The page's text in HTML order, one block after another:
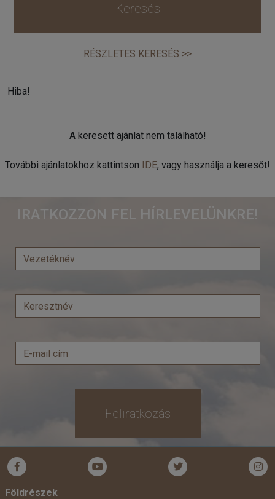
Keresés
RÉSZLETES KERESÉS >>
Hiba!
A keresett ajánlat nem található!
További ajánlatokhoz kattintson IDE, vagy használja a keresőt!
IRATKOZZON FEL HÍRLEVELÜNKRE!
Feliratkozás
Földrészek